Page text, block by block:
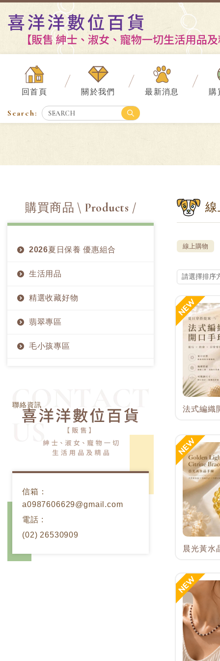
回首頁 關於我們 最新消息 購
購買商品 \ Products /
2026夏日保養 優惠組合
生活用品
精選收藏好物
翡翠專區
毛小孩專區
聯絡資訊 Contact
聯絡資訊
信箱：
a0987606629@gmail.com
電話 :
(02) 26530909
線上購物
法式編織
晨光黃水